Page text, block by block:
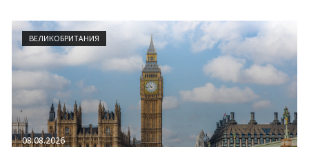
v
i
a
t
o
n
ВЕЛИКОБРИТАНИЯ
08.08.2026